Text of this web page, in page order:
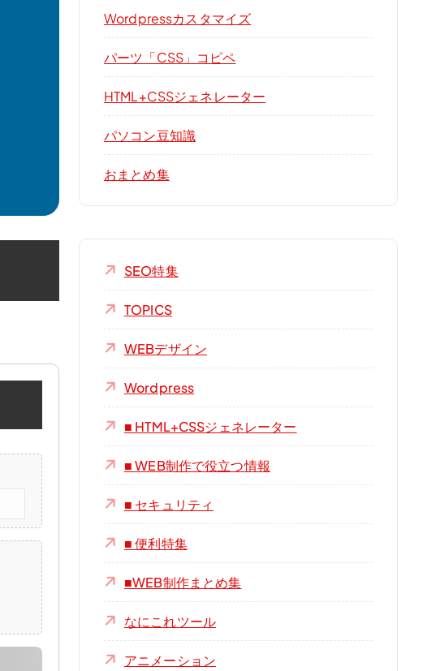
Wordpressカスタマイズ
パーツ「CSS」コピペ
HTML+CSSジェネレーター
パソコン豆知識
おまとめ集
SEO特集
TOPICS
WEBデザイン
Wordpress
■ HTML+CSSジェネレーター
■ WEB制作で役立つ情報
■ セキュリティ
■ 便利特集
■WEB制作まとめ集
なにこれツール
アニメーション